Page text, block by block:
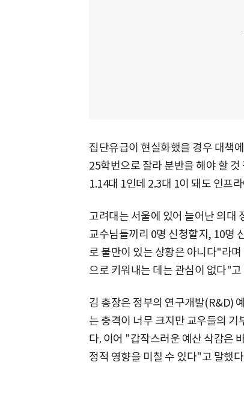
집단유급이 현실화했을 경우 대책
25학번으로 잘라 분반을 해야 할
1.14대 1인데 2.3대 1이 돼도 인프
고려대는 서울에 있어 늘어난 의대
교수님들끼리 0명 신청할지, 10명
로 불만이 있는 상황은 아니다"라
으로 키워내는 데는 관심이 없다"고
김 총장은 정부의 연구개발(R&D)
는 충격이 너무 크지만 교우들의
다. 이어 "갑작스러운 예산 삭감은
정적 영향을 미칠 수 있다"고 말했